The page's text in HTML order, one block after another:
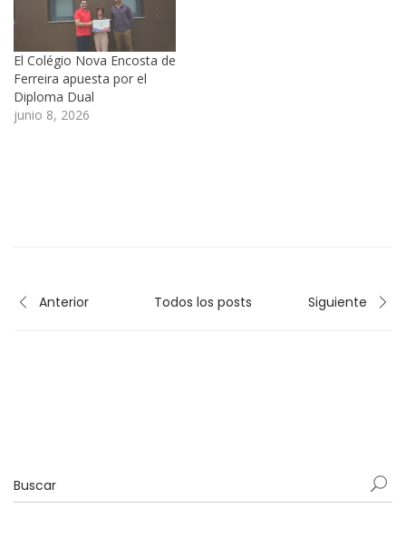
El Colégio Nova Encosta de
Ferreira apuesta por el
Diploma Dual
junio 8, 2026
Anterior Todos los posts Siguiente